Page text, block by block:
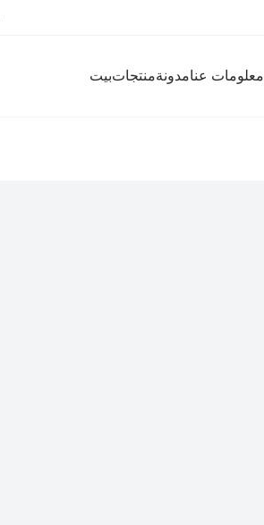
بيتمنتجاتمدونةمعلومات عنا